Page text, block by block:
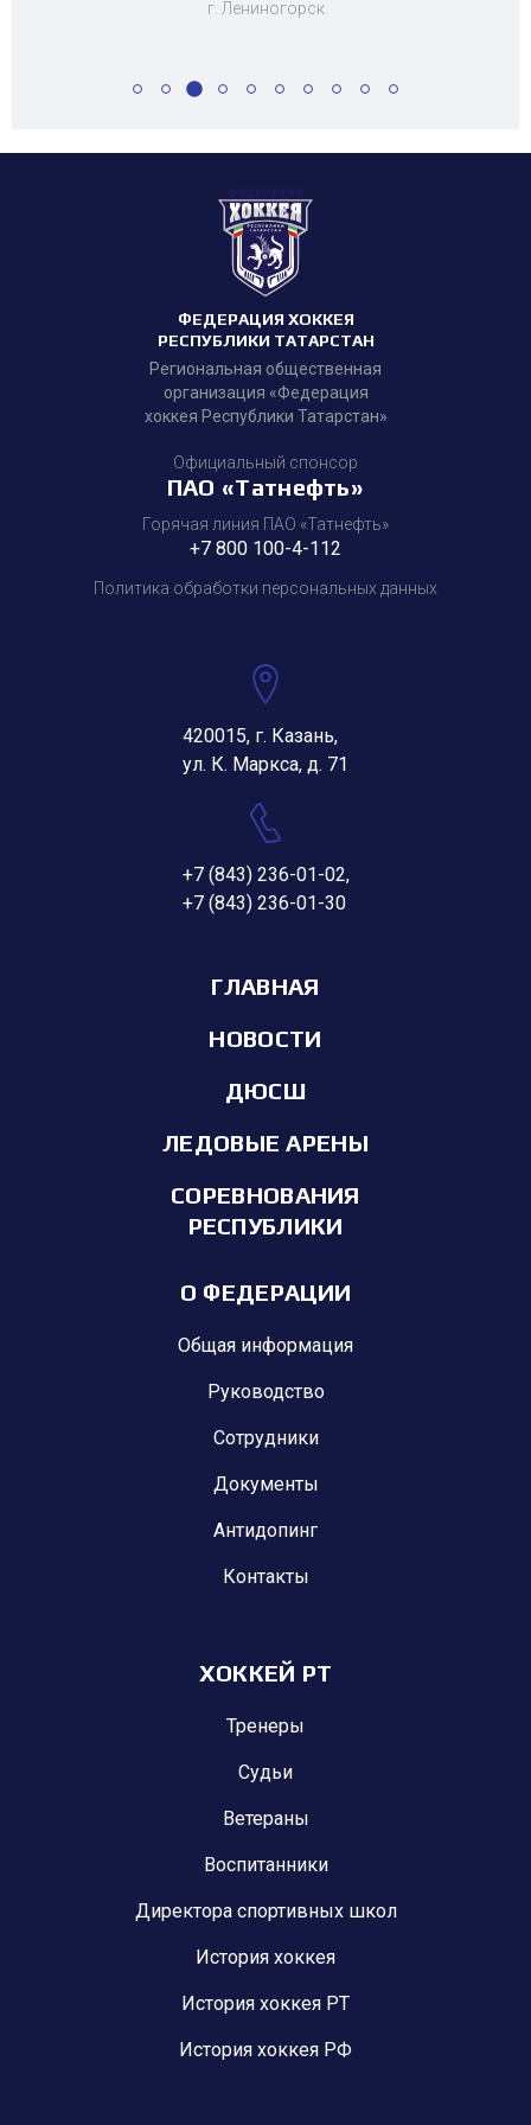
г. Лениногорск
ФЕДЕРАЦИЯ ХОККЕЯ
РЕСПУБЛИКИ ТАТАРСТАН
Региональная общественная
организация «Федерация
хоккея Республики Татарстан»
Официальный спонсор
ПАО «Татнефть»
Горячая линия ПАО «Татнефть»
+7 800 100-4-112
Политика обработки персональных данных
420015, г. Казань,
ул. К. Маркса, д. 71
+7 (843) 236-01-02,
+7 (843) 236-01-30
ГЛАВНАЯ
НОВОСТИ
ДЮСШ
ЛЕДОВЫЕ АРЕНЫ
СОРЕВНОВАНИЯ
РЕСПУБЛИКИ
О ФЕДЕРАЦИИ
Общая информация
Руководство
Сотрудники
Документы
Антидопинг
Контакты
ХОККЕЙ РТ
Тренеры
Судьи
Ветераны
Воспитанники
Директора спортивных школ
История хоккея
История хоккея РТ
История хоккея РФ